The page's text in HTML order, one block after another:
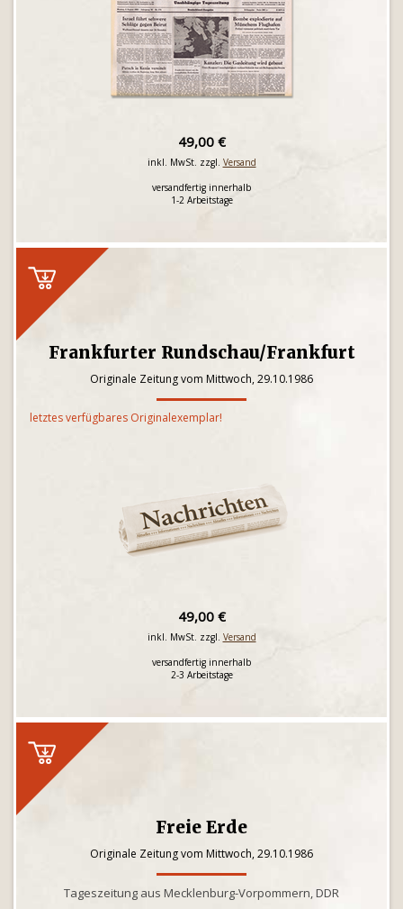
49,00 €
inkl. MwSt. zzgl. Versand
versandfertig innerhalb
1-2 Arbeitstage
Frankfurter Rundschau/Frankfurt
Originale Zeitung vom Mittwoch, 29.10.1986
letztes verfügbares Originalexemplar!
49,00 €
inkl. MwSt. zzgl. Versand
versandfertig innerhalb
2-3 Arbeitstage
Freie Erde
Originale Zeitung vom Mittwoch, 29.10.1986
Tageszeitung aus Mecklenburg-Vorpommern, DDR